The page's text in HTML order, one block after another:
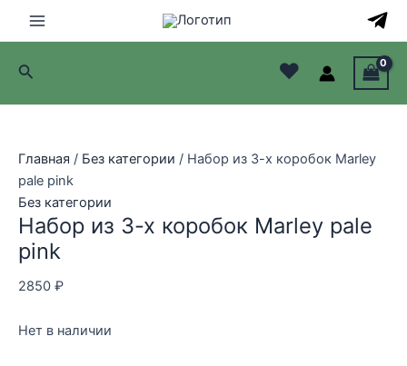
Main
Menu
Поиск ♥
Главная / Без категории / Набор из 3-х коробок Marley
pale pink
Без категории
Набор из 3-х коробок Marley pale
pink
2850 ₽
Нет в наличии